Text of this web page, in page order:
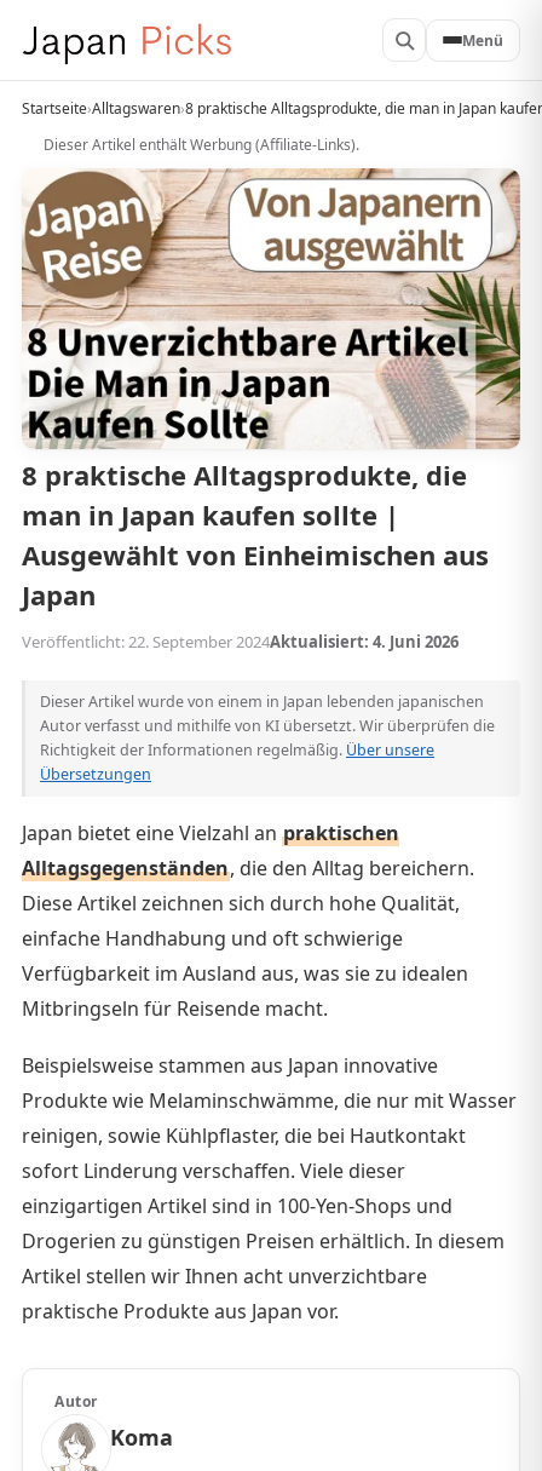
Menü
Startseite›Alltagswaren›8 praktische Alltagsprodukte, die man in Japan
Dieser Artikel enthält Werbung (Affiliate-Links).
8 praktische Alltagsprodukte, die
man in Japan kaufen sollte |
Ausgewählt von Einheimischen aus
Japan
Veröffentlicht: 22. September 2024Aktualisiert: 4. Juni 2026
Dieser Artikel wurde von einem in Japan lebenden japanischen
Autor verfasst und mithilfe von KI übersetzt. Wir überprüfen die
Richtigkeit der Informationen regelmäßig. Über unsere
Übersetzungen
Japan bietet eine Vielzahl an praktischen
Alltagsgegenständen, die den Alltag bereichern.
Diese Artikel zeichnen sich durch hohe Qualität,
einfache Handhabung und oft schwierige
Verfügbarkeit im Ausland aus, was sie zu idealen
Mitbringseln für Reisende macht.
Beispielsweise stammen aus Japan innovative
Produkte wie Melaminschwämme, die nur mit Wasser
reinigen, sowie Kühlpflaster, die bei Hautkontakt
sofort Linderung verschaffen. Viele dieser
einzigartigen Artikel sind in 100-Yen-Shops und
Drogerien zu günstigen Preisen erhältlich. In diesem
Artikel stellen wir Ihnen acht unverzichtbare
praktische Produkte aus Japan vor.
Autor
Koma